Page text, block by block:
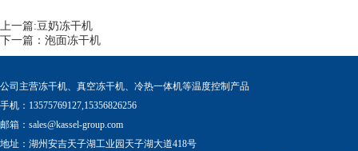
上一篇:豆奶冻干机
下一篇： 泡面冻干机
公司主营冻干机、真空冻干机、冷热一体机等温度控制产品
手机：13575769127,15356826256
邮箱： sales@kassel-group.com
地址：湖州安吉天子湖工业园天子湖大道418号